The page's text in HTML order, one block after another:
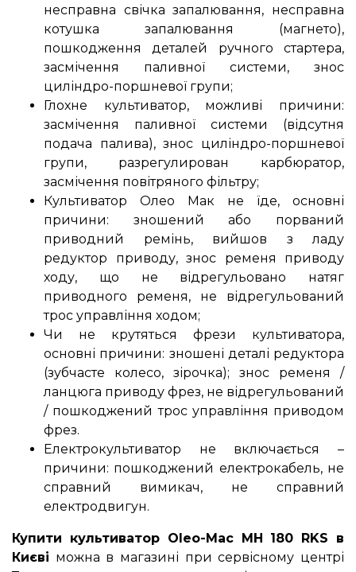
несправна свічка запалювання, несправна
котушка запалювання (магнето),
пошкодження деталей ручного стартера,
засмічення паливної системи, знос
циліндро-поршневої групи;
Глохне культиватор, можливі причини:
засмічення паливної системи (відсутня
подача палива), знос циліндро-поршневої
групи, разрегулирован карбюратор,
засмічення повітряного фільтру;
Культиватор Олео Мак не їде, основні
причини: зношений або порваний
приводний ремінь, вийшов з ладу
редуктор приводу, знос ременя приводу
ходу, що не відрегульовано натяг
приводного ременя, не відрегульований
трос управління ходом;
Чи не крутяться фрези культиватора,
основні причини: зношені деталі редуктора
(зубчасте колесо, зірочка); знос ременя /
ланцюга приводу фрез, не відрегульований
/ пошкоджений трос управління приводом
фрез.
Електрокультиватор не включається –
причини: пошкоджений електрокабель, не
справний вимикач, не справний
електродвигун.
Купити культиватор Oleo-Mac MH 180 RKS в
Києві можна в магазині при сервісному центрі